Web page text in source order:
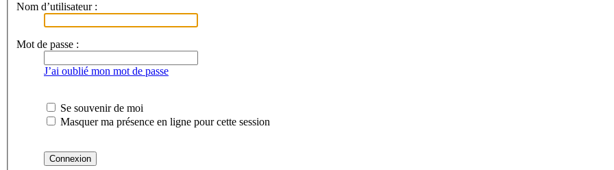
Nom d’utilisateur :
Mot de passe :
J’ai oublié mon mot de passe
Se souvenir de moi
Masquer ma présence en ligne pour cette session